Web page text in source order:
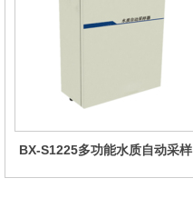
BX-S1225多功能水质自动采样